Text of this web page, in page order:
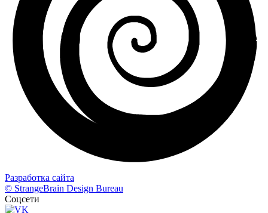
Разработка сайта
© StrangeBrain Design Bureau
Соцсети